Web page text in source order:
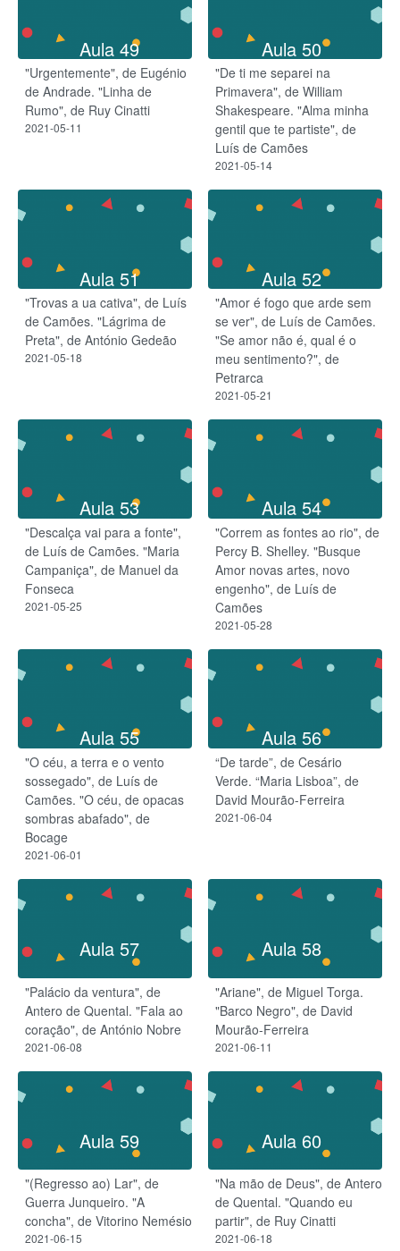
Aula 49
"Urgentemente", de Eugénio
de Andrade. "Linha de
Rumo", de Ruy Cinatti
2021-05-11
Aula 50
"De ti me separei na
Primavera", de William
Shakespeare. "Alma minha
gentil que te partiste", de
Luís de Camões
2021-05-14
Aula 51
"Trovas a ua cativa", de Luís
de Camões. "Lágrima de
Preta", de António Gedeão
2021-05-18
Aula 52
"Amor é fogo que arde sem
se ver", de Luís de Camões.
"Se amor não é, qual é o
meu sentimento?", de
Petrarca
2021-05-21
Aula 53
"Descalça vai para a fonte",
de Luís de Camões. "Maria
Campaniça", de Manuel da
Fonseca
2021-05-25
Aula 54
"Correm as fontes ao rio", de
Percy B. Shelley. "Busque
Amor novas artes, novo
engenho", de Luís de
Camões
2021-05-28
Aula 55
"O céu, a terra e o vento
sossegado", de Luís de
Camões. "O céu, de opacas
sombras abafado", de
Bocage
2021-06-01
Aula 56
“De tarde”, de Cesário
Verde. “Maria Lisboa”, de
David Mourão-Ferreira
2021-06-04
Aula 57
"Palácio da ventura", de
Antero de Quental. "Fala ao
coração", de António Nobre
2021-06-08
Aula 58
"Ariane", de Miguel Torga.
"Barco Negro", de David
Mourão-Ferreira
2021-06-11
Aula 59
"(Regresso ao) Lar", de
Guerra Junqueiro. "A
concha", de Vitorino Nemésio
2021-06-15
Aula 60
"Na mão de Deus", de Antero
de Quental. "Quando eu
partir", de Ruy Cinatti
2021-06-18